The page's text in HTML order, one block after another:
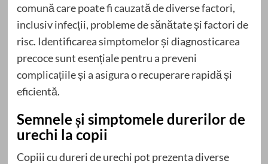
comună care poate fi cauzată de diverse factori,
inclusiv infecții, probleme de sănătate și factori de
risc. Identificarea simptomelor și diagnosticarea
precoce sunt esențiale pentru a preveni
complicațiile și a asigura o recuperare rapidă și
eficientă.
Semnele și simptomele durerilor de
urechi la copii
Copiii cu dureri de urechi pot prezenta diverse